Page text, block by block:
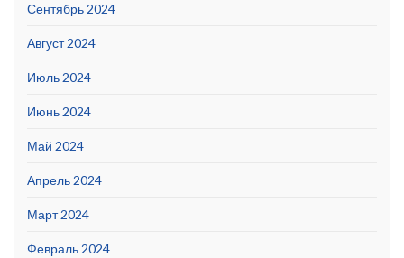
Сентябрь 2024
Август 2024
Июль 2024
Июнь 2024
Май 2024
Апрель 2024
Март 2024
Февраль 2024